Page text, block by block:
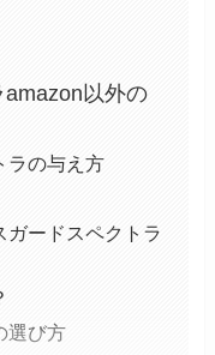
以外の
ラの与え方
ガードスペクトラ
選び方